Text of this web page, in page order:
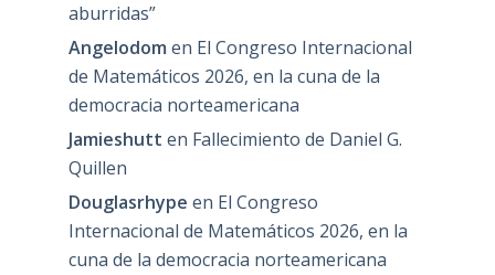
aburridas”
Angelodom en El Congreso Internacional
de Matemáticos 2026, en la cuna de la
democracia norteamericana
Jamieshutt en Fallecimiento de Daniel G.
Quillen
Douglasrhype en El Congreso
Internacional de Matemáticos 2026, en la
cuna de la democracia norteamericana